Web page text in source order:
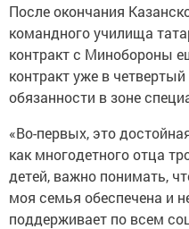
После окончания
командного училища
контракт с Минобороны
контракт уже в
обязанности в зоне
«Во-первых, это
как многодетного отца
детей, важно понимать,
моя семья обеспечена и
поддерживает по всем